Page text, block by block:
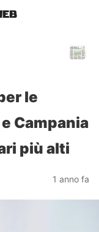
le
Campania
più alti
1 anno fa